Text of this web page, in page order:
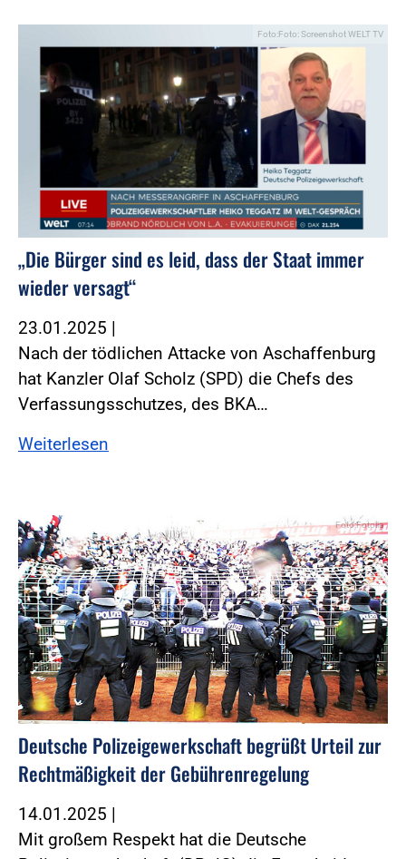
Foto:Foto: Screenshot WELT TV
„Die Bürger sind es leid, dass der Staat immer
wieder versagt“
23.01.2025 |
Nach der tödlichen Attacke von Aschaffenburg
hat Kanzler Olaf Scholz (SPD) die Chefs des
Verfassungsschutzes, des BKA…
Weiterlesen
Foto:Fotolia
Deutsche Polizeigewerkschaft begrüßt Urteil zur
Rechtmäßigkeit der Gebührenregelung
14.01.2025 |
Mit großem Respekt hat die Deutsche